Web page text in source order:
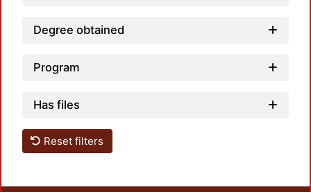
Degree obtained
Program
Has files
Reset filters